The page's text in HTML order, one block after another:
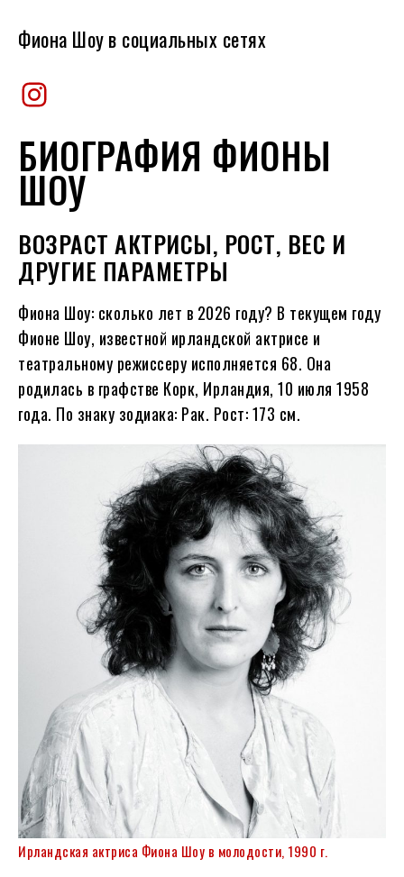
Фиона Шоув социальных сетях
Instagram
БИОГРАФИЯ ФИОНЫ
ШОУ
ВОЗРАСТ АКТРИСЫ, РОСТ, ВЕС И
ДРУГИЕ ПАРАМЕТРЫ
Фиона Шоу: сколько лет в 2026 году? В текущем году
Фионе Шоу, известной ирландской актрисе и
театральному режиссеру исполняется 68. Она
родилась в графстве Корк, Ирландия, 10 июля 1958
года. По знаку зодиака: Рак. Рост: 173 см.
Ирландская актриса Фиона Шоу в молодости, 1990 г.